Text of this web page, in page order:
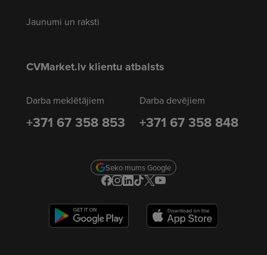
Jaunumi un raksti
CVMarket.lv klientu atbalsts
Darba meklētājiem
+371 67 358 853
Darba devējiem
+371 67 358 848
Seko mums Google